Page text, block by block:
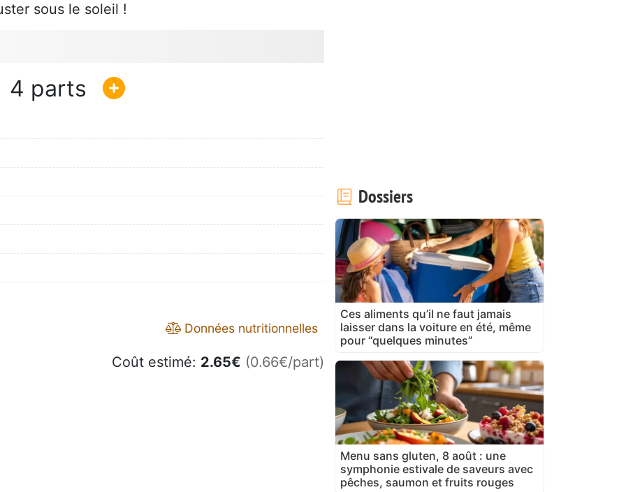
sous le soleil !
4
Données nutritionnelles
Coût estimé: 2.65€ (0.66€/part)
Dossiers
Ces aliments qu’il ne faut jamais
laisser dans la voiture en été, même
pour “quelques minutes”
Menu sans gluten, 8 août : une
symphonie estivale de saveurs avec
pêches, saumon et fruits rouges